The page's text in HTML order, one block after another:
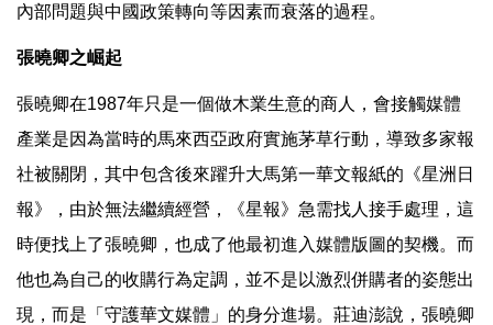
內部問題與中國政策轉向等因素而衰落的過程。
張曉卿之崛起
張曉卿在1987年只是一個做木業生意的商人，會接觸媒體
產業是因為當時的馬來西亞政府實施茅草行動，導致多家報
社被關閉，其中包含後來躍升大馬第一華文報紙的《星洲日
報》，由於無法繼續經營，《星報》急需找人接手處理，這
時便找上了張曉卿，也成了他最初進入媒體版圖的契機。而
他也為自己的收購行為定調，並不是以激烈併購者的姿態出
現，而是「守護華文媒體」的身分進場。莊迪澎說，張曉卿